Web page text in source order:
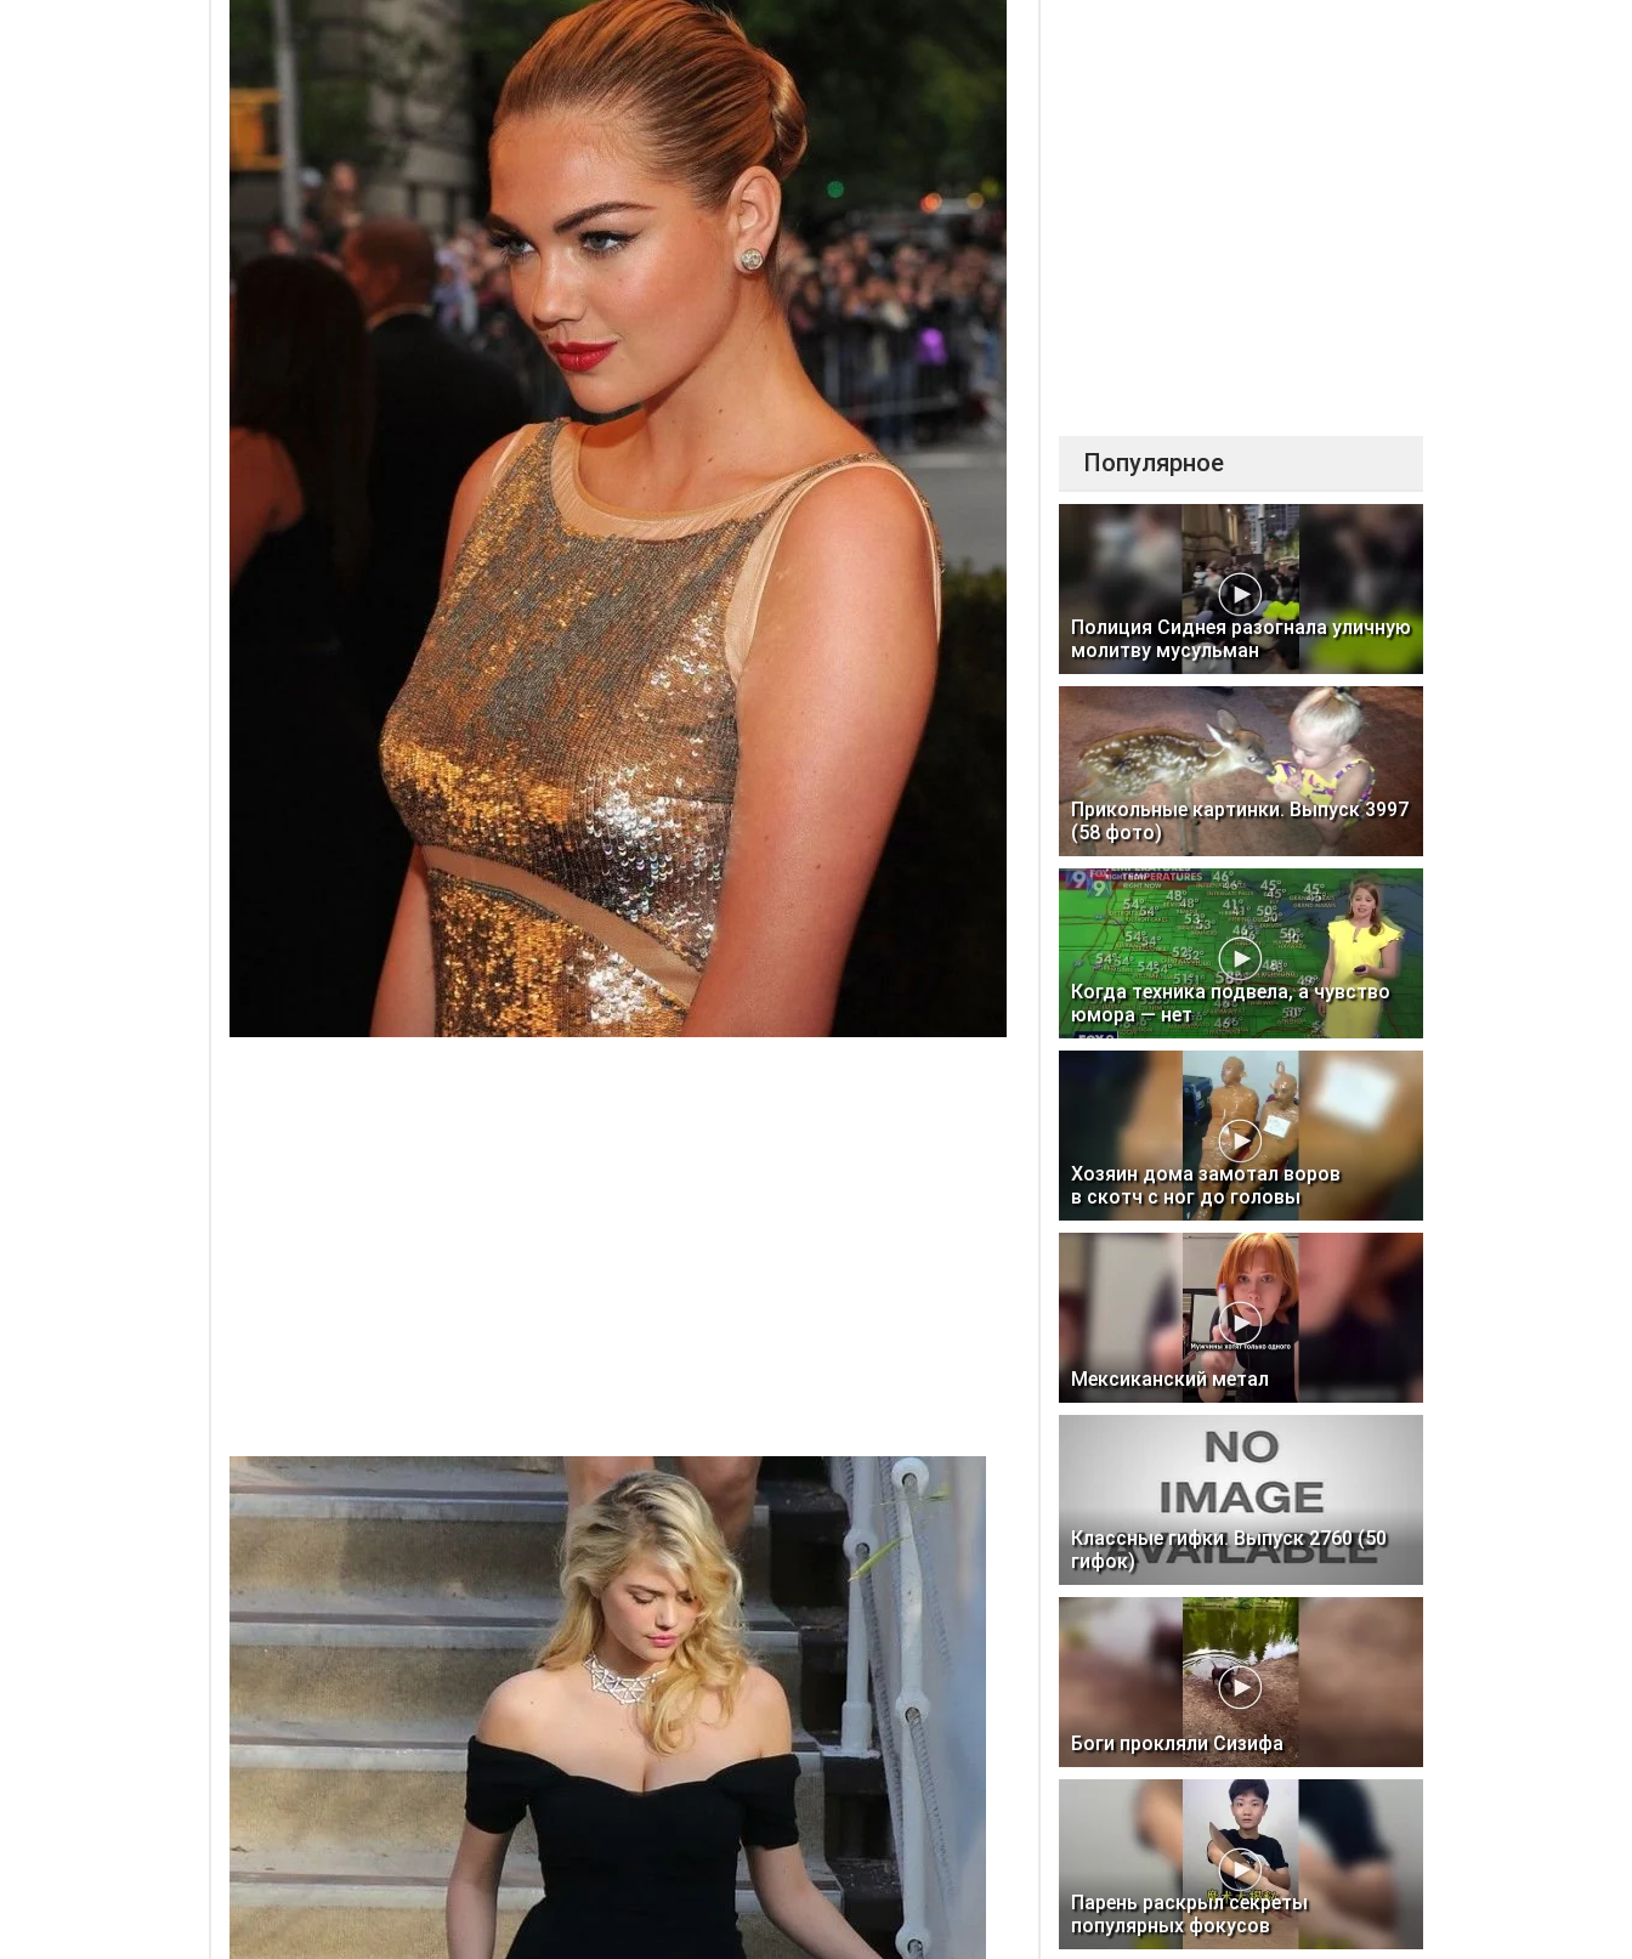
Популярное
Полиция Сиднея разогнала уличную
молитву мусульман
Прикольные картинки. Выпуск 3997
(58 фото)
Когда техника подвела, а чувство
юмора — нет
Хозяин дома замотал воров
в скотч с ног до головы
Мексиканский метал
Классные гифки. Выпуск 2760 (50
гифок)
Боги прокляли Сизифа
Парень раскрыл секреты
популярных фокусов